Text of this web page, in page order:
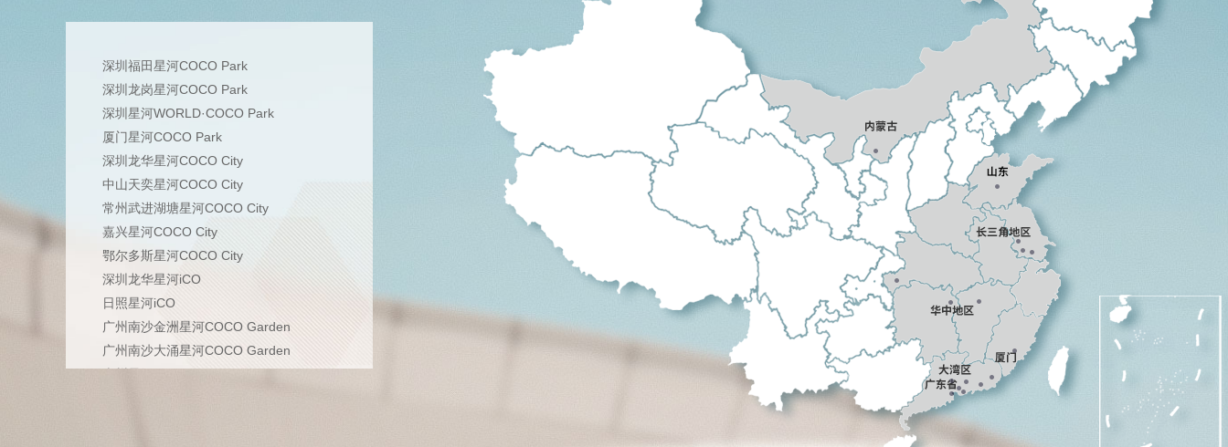
深圳福田星河COCO Park
深圳龙岗星河COCO Park
深圳星河WORLD·COCO Park
厦门星河COCO Park
深圳龙华星河COCO City
中山天奕星河COCO City
常州武进湖塘星河COCO City
嘉兴星河COCO City
鄂尔多斯星河COCO City
深圳龙华星河iCO
日照星河iCO
广州南沙金洲星河COCO Garden
广州南沙大涌星河COCO Garden